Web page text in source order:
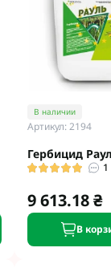
В наличии
Артикул: 2194
Гербицид
1
9 613.18 ₴
В